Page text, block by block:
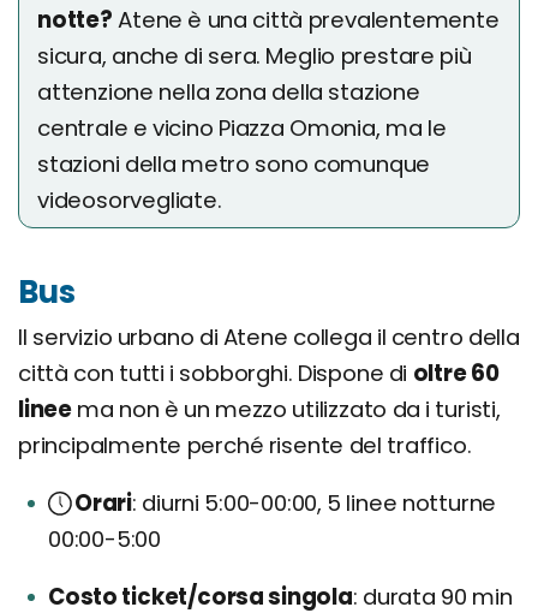
notte? Atene è una città prevalentemente
sicura, anche di sera. Meglio prestare più
attenzione nella zona della stazione
centrale e vicino Piazza Omonia, ma le
stazioni della metro sono comunque
videosorvegliate.
Bus
Il servizio urbano di Atene collega il centro della
città con tutti i sobborghi. Dispone di oltre 60
linee ma non è un mezzo utilizzato da i turisti,
principalmente perché risente del traffico.
Orari diurni 5:00-00:00, 5 linee notturne
00:00-5:00
Costo ticket/corsa singola durata 90 min